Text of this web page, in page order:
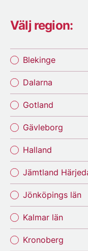
Välj region:
Blekinge
Dalarna
Gotland
Gävleborg
Halland
Jämtland
Jönköpings län
Kalmar län
Kronoberg